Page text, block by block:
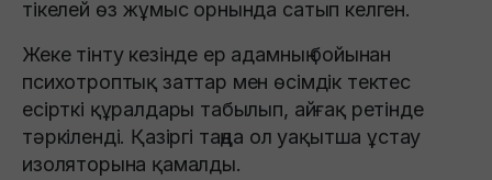
тікелей өз жұмыс орнында сатып келген.
Жеке тінту кезінде ер адамның бойынан
психотроптық заттар мен өсімдік тектес
есірткі құралдары табылып, айғақ ретінде
тәркіленді. Қазіргі таңда ол уақытша ұстау
изоляторына қамалды.